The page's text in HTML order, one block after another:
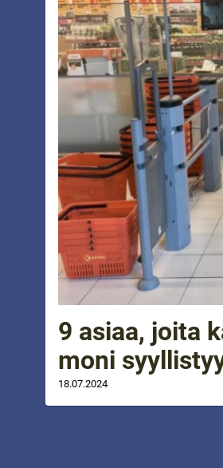
9 asiaa, joita
moni
18.07.2024